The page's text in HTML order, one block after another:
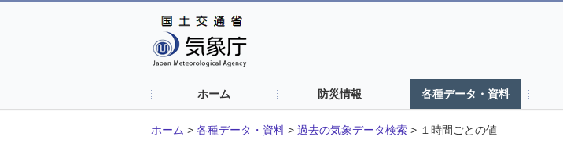
ホーム 防災情報 各種データ・資料
ホーム > 各種データ・資料 > 過去の気象データ検索 > １時間ごとの値